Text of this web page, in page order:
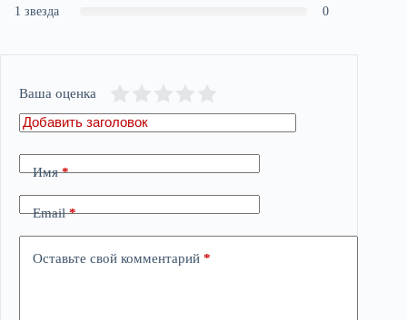
1 звезда
0
Ваша оценка
Имя*
Email*
Оставьте свой комментарий *